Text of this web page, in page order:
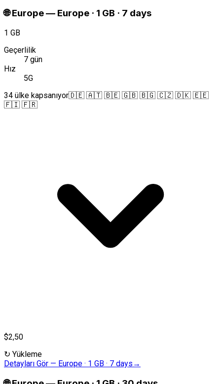
🌐 Europe— Europe · 1 GB · 7 days
1 GB
Geçerlilik
7 gün
Hız
5G
34 ülke kapsanıyor🇩🇪 🇦🇹 🇧🇪 🇬🇧 🇧🇬 🇨🇿 🇩🇰 🇪🇪
🇫🇮 🇫🇷
$2,50
↻ Yükleme
Detayları Gör — Europe · 1 GB · 7 days →